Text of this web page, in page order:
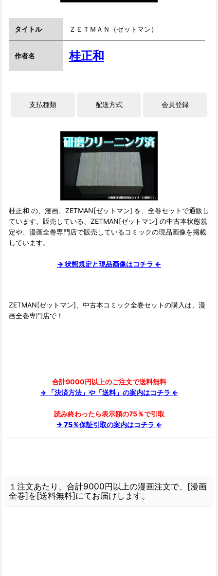
タイトル ＺＥＴＭＡＮ（ゼットマン）
作者名 桂正和
桂正和 の、漫画、ZETMAN[ゼットマン] を、全巻セットで通販し
ています。販売している、ZETMAN[ゼットマン] の中古本状態規
定や、漫画全巻専門店で販売しているコミックの現品画像を掲載
しています。
→ 状態規定と現品画像はコチラ ←
ZETMAN[ゼットマン]、中古本コミック全巻セットの購入は、漫
画全巻専門店で！
合計9000円以上のご注文で送料無料
→ 「決済方法」や「送料」の案内はコチラ ←
読み終わったら表示額の75％で引取
→ 75％保証引取の案内はコチラ ←
１注文あたり、合計9000円以上の漫画注文で、[漫画
全巻]を[送料無料]にてお届けします。